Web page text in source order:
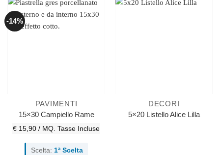
-14%
PAVIMENTI
15×30 Campiello Rame
€ 15,90 / MQ. Tasse Incluse
Scelta: 1ª Scelta
DECORI
5×20 Listello Alice Lilla